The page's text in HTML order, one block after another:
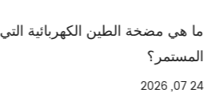
ما هي مضخة الطين الكهربائية
المستمر؟
24 07, 2026